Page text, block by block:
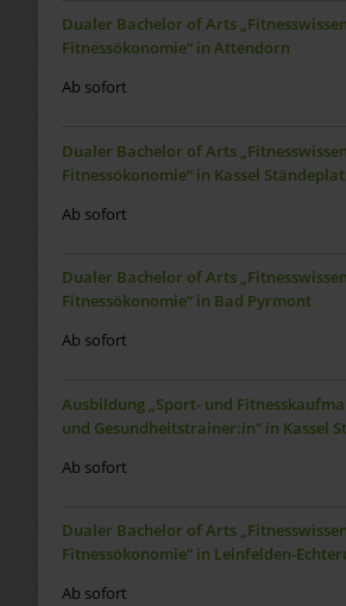
Dualer Bachelor of Arts
Fitnessökonomie“ in Attendorn
Ab sofort
Dualer Bachelor of Arts
Fitnessökonomie“ in Kassel
Ab sofort
Dualer Bachelor of Arts
Fitnessökonomie“ in Bad Pyrmont
Ab sofort
Ausbildung „Sport- und
und Gesundheitstrainer:in“ in Kassel
Ab sofort
Dualer Bachelor of Arts
Fitnessökonomie“ in Leinfelden-
Ab sofort